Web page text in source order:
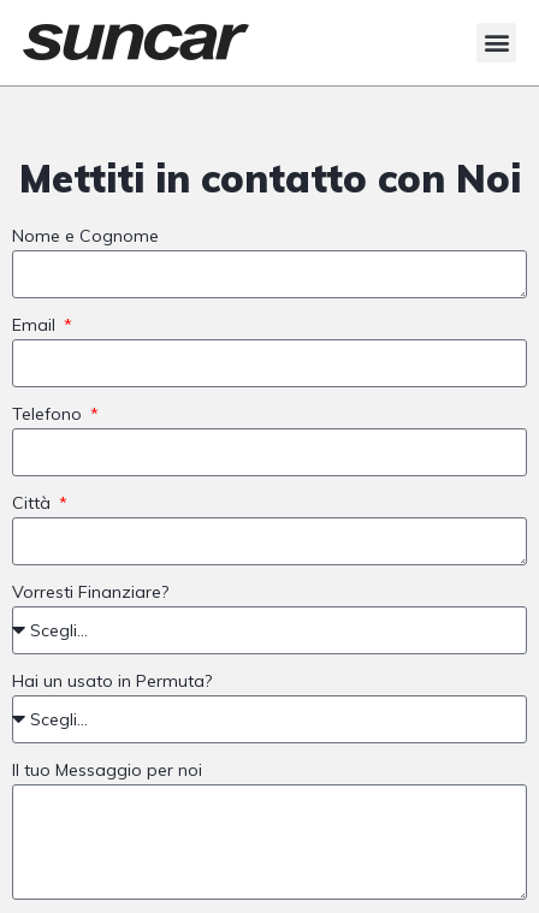
Mettiti in contatto con Noi
Nome e Cognome
Email
Telefono
Città
Vorresti Finanziare?
Hai un usato in Permuta?
Il tuo Messaggio per noi